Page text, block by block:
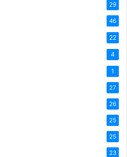
29
46
22
4
1
27
26
25
25
23